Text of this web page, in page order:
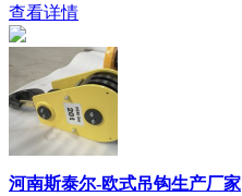
查看详情
河南斯泰尔-欧式吊钩生产厂家